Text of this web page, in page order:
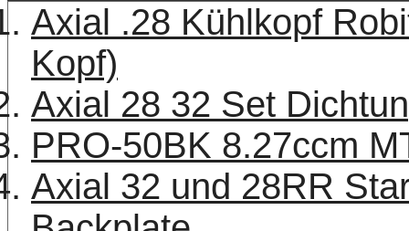
Axial .28 Kühlkopf
Kopf)
Axial 28 32 Set
PRO-50BK 8.27ccm
Axial 32 und 28RR